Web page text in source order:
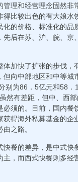
管理和经营理念固然
得比较出色的有大娘
化的价格、标准化的
先后在苏、沪、皖、
体加快了扩张的步伐
但向中部地区和中等
别为86．5亿元和58
然有差距，但中、西
必须的。目前，国内
获得海外私募基金的
之路。
快餐的差异，是中式
主，而西式快餐则多